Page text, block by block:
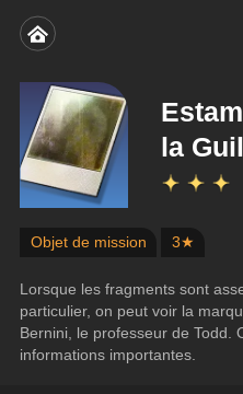
la
Objet de mission 3★
﻿Lorsque les fragments sont
particulier, on peut voir la
Bernini, le professeur de Todd.
informations importantes.